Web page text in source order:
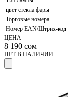
цвет стекла фары
Торговые номера
Номер EAN/Штрих-код
ЦЕНА
8 190 сом
НЕТ В НАЛИЧИИ